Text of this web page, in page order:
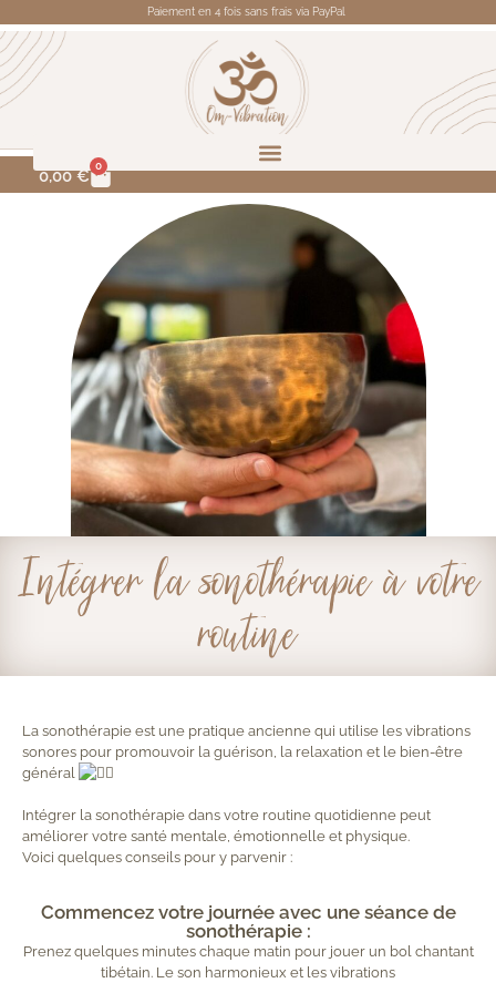
Paiement en 4 fois sans frais via PayPal
0,00€ 0
Intégrer la sonothérapie à votre
routine
La sonothérapie est une pratique ancienne qui utilise les vibrations
sonores pour promouvoir la guérison, la relaxation et le bien-être
général
Intégrer la sonothérapie dans votre routine quotidienne peut
améliorer votre santé mentale, émotionnelle et physique.
Voici quelques conseils pour y parvenir :
Commencez votre journée avec une séance de
sonothérapie :
Prenez quelques minutes chaque matin pour jouer un bol chantant
tibétain. Le son harmonieux et les vibrations